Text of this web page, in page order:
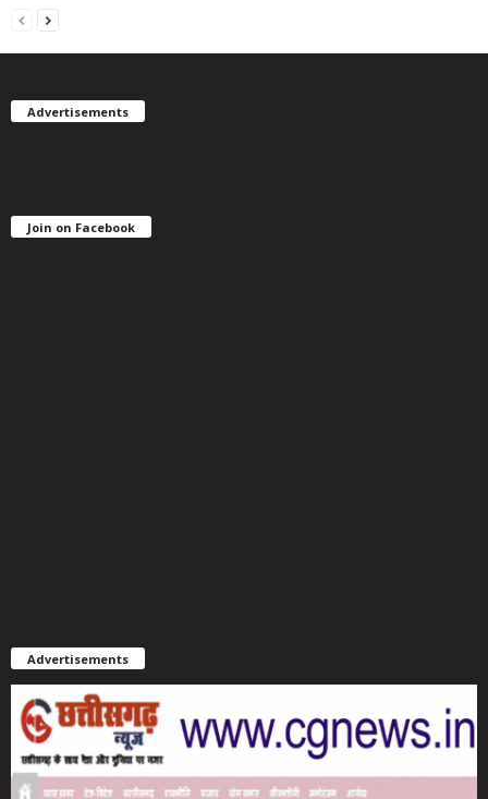
Advertisements
Join on Facebook
Advertisements